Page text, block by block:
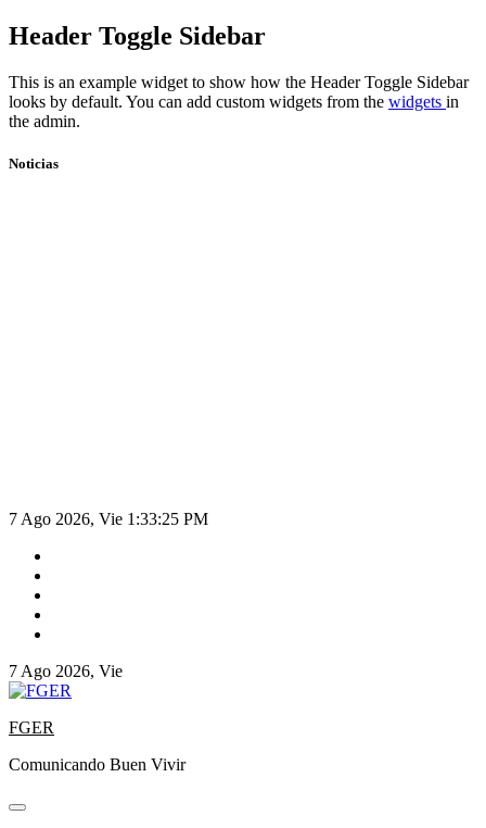
Skip
to
Header Toggle Sidebar
This is an example widget to show how the Header Toggle Sidebar
looks by default. You can add custom widgets from the widgets in
the admin.
Noticias
7 Ago 2026, Vie 1:33:26 PM
7 Ago 2026, Vie
FGER
Comunicando Buen Vivir